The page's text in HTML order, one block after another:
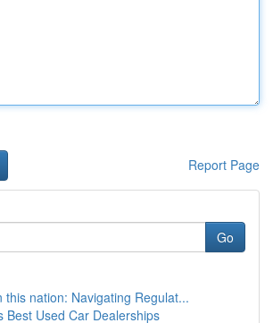
Report Page
Go
this nation: Navigating Regulat...
Best Used Car Dealerships